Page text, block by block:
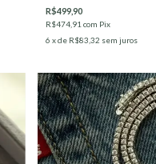
R$499,90
R$474,91 com Pix
6 x de R$83,32 sem juros